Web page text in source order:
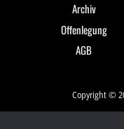
Archiv
Offenlegung
AGB
Copyright ©